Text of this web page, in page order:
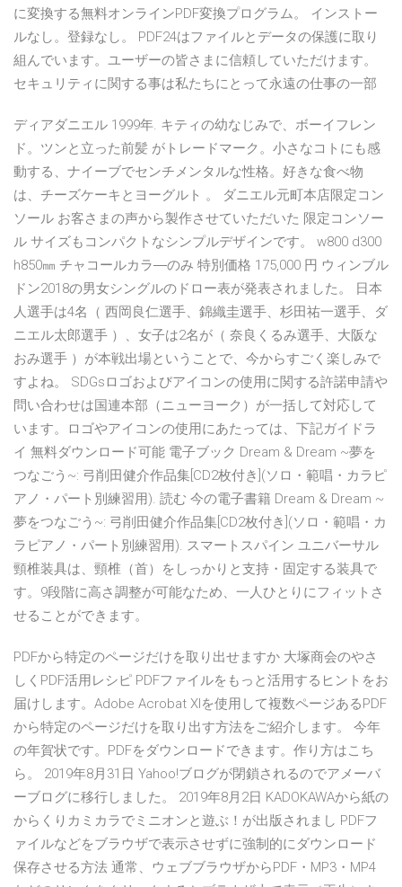
に変換する無料オンラインPDF変換プログラム。 インストー
ルなし。登録なし。 PDF24はファイルとデータの保護に取り
組んでいます。ユーザーの皆さまに信頼していただけます。
セキュリティに関する事は私たちにとって永遠の仕事の一部
ディアダニエル 1999年. キティの幼なじみで、ボーイフレン
ド。ツンと立った前髪 がトレードマーク。小さなコトにも感
動する、ナイーブでセンチメンタルな性格。好きな食べ物
は、チーズケーキとヨーグルト 。 ダニエル元町本店限定コン
ソール お客さまの声から製作させていただいた 限定コンソー
ル サイズもコンパクトなシンプルデザインです。 w800 d300
h850㎜ チャコールカラ―のみ 特別価格 175,000 円 ウィンブル
ドン2018の男女シングルのドロー表が発表されました。 日本
人選手は4名（ 西岡良仁選手、錦織圭選手、杉田祐一選手、ダ
ニエル太郎選手 ）、女子は2名が（ 奈良くるみ選手、大阪な
おみ選手 ）が本戦出場ということで、今からすごく楽しみで
すよね。 SDGsロゴおよびアイコンの使用に関する許諾申請や
問い合わせは国連本部（ニューヨーク）が一括して対応して
います。ロゴやアイコンの使用にあたっては、下記ガイドラ
イ 無料ダウンロード可能 電子ブック Dream & Dream ~夢を
つなごう~: 弓削田健介作品集[CD2枚付き](ソロ・範唱・カラピ
アノ・パート別練習用). 読む 今の電子書籍 Dream & Dream ~
夢をつなごう~: 弓削田健介作品集[CD2枚付き](ソロ・範唱・カ
ラピアノ・パート別練習用). スマートスパイン ユニバーサル
頸椎装具は、頸椎（首）をしっかりと支持・固定する装具で
す。9段階に高さ調整が可能なため、一人ひとりにフィットさ
せることができます。
PDFから特定のページだけを取り出せますか 大塚商会のやさ
しくPDF活用レシピ PDFファイルをもっと活用するヒントをお
届けします。Adobe Acrobat XIを使用して複数ページあるPDF
から特定のページだけを取り出す方法をご紹介します。 今年
の年賀状です。PDFをダウンロードできます。作り方はこち
ら。 2019年8月31日 Yahoo!ブログが閉鎖されるのでアメーバ
ーブログに移行しました。 2019年8月2日 KADOKAWAから紙の
からくりカミカラでミニオンと遊ぶ！が出版されまし PDFフ
ァイルなどをブラウザで表示させずに強制的にダウンロード
保存させる方法 通常、ウェブブラウザからPDF・MP3・MP4